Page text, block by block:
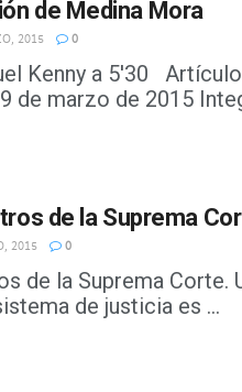
de Medina Mora
2015 0
Kenny a 5'30
de marzo de 2015
de la Suprema
2015 0
de la Suprema Corte.
de justicia es ...